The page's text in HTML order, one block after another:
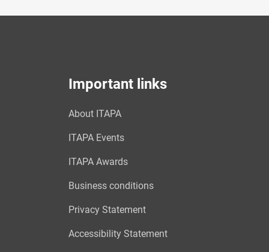
Important links
About ITAPA
ITAPA Events
ITAPA Awards
Business conditions
Privacy Statement
Accessibility Statement